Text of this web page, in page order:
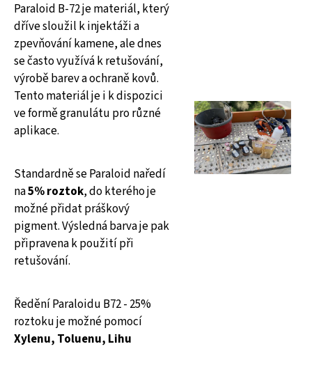
Paraloid B-72 je materiál, který
dříve sloužil k injektáži a
zpevňování kamene, ale dnes
se často využívá k retušování,
výrobě barev a ochraně kovů.
Tento materiál je i k dispozici
ve formě granulátu pro různé
aplikace.
Standardně se Paraloid naředí
na5% roztok, do kterého je
možné přidat práškový
pigment. Výsledná barva je pak
připravena k použití při
retušování.
Ředění Paraloidu B72 - 25%
roztoku je možné pomocí
Xylenu, Toluenu, Lihu